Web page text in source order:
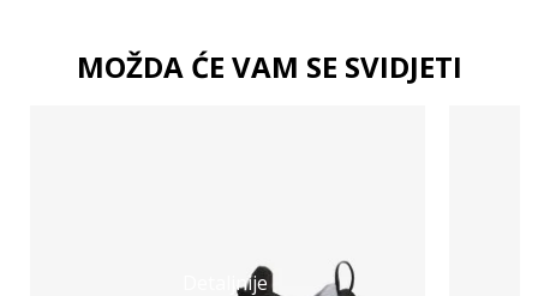
MOŽDA ĆE VAM SE SVIDJETI
Detaljnije